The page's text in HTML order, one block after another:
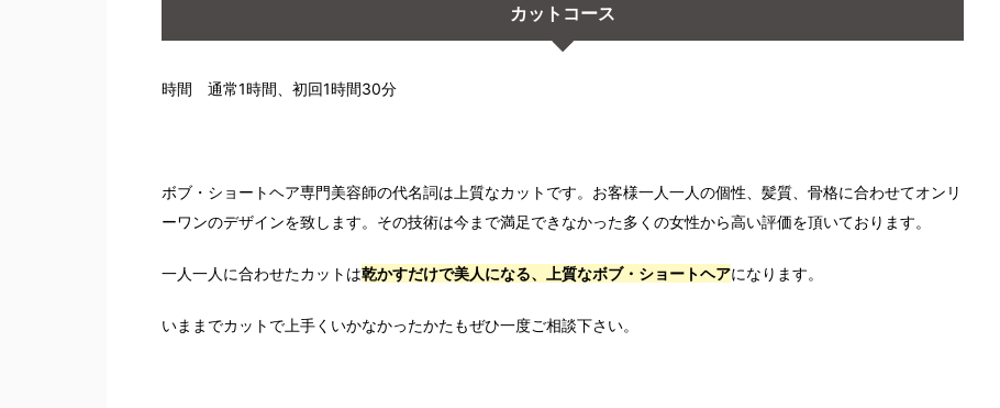
カットコース
時間 通常1時間、初回1時間30分
ボブ・ショートヘア専門美容師の代名詞は上質なカットです。お客様一人一人の個性、髪質、骨格に合わせてオンリ
ーワンのデザインを致します。その技術は今まで満足できなかった多くの女性から高い評価を頂いております。
一人一人に合わせたカットは乾かすだけで美人になる、上質なボブ・ショートヘアになります。
いままでカットで上手くいかなかったかたもぜひ一度ご相談下さい。